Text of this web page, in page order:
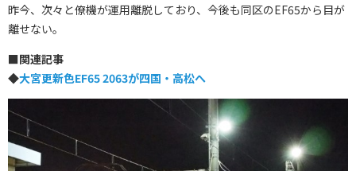
昨今、次々と僚機が運用離脱しており、今後も同区のEF65から目が
離せない。
■関連記事
◆大宮更新色EF65 2063が四国・高松へ